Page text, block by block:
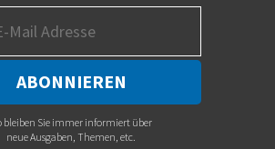
bleiben Sie immer informiert über
neue Ausgaben, Themen, etc.